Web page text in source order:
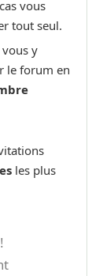
vous
tout seul.
y
le forum en
les plus